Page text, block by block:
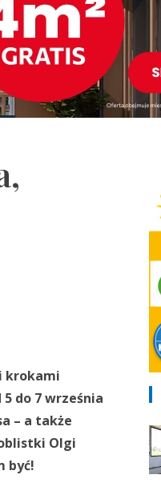
krokami
do 7 września
– a także
Olgi
być!